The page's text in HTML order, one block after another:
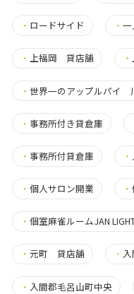
・ ロードサイド ・一
・ 上福岡 貸店舗 ・
・ 世界一のアップルパイ
・ 事務所付き貸倉庫
・ 事務所付貸倉庫 ・
・ 個人サロン開業 ・
・ 個室麻雀ルームJAN
・ 元町 貸店舗 ・
・ 入間郡毛呂山町中央